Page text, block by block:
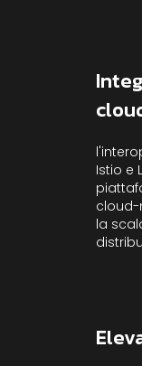
Istio e
cloud-
la